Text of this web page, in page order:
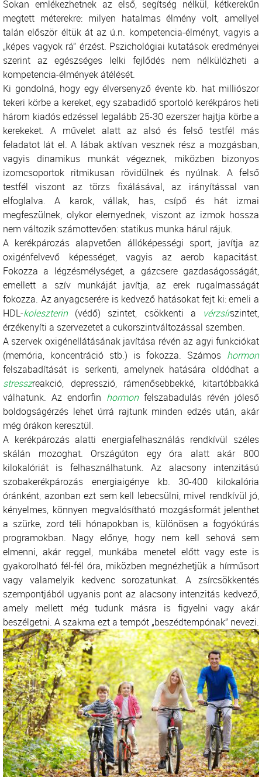
Sokan emlékezhetnek az első, segítség nélkül, kétkerekűn
megtett méterekre: milyen hatalmas élmény volt, amellyel
talán először éltük át az ú.n. kompetencia-élményt, vagyis a
„képes vagyok rá” érzést. Pszichológiai kutatások eredményei
szerint az egészséges lelki fejlődés nem nélkülözheti a
kompetencia-élmények átélését.
Ki gondolná, hogy egy élversenyző évente kb. hat milliószor
tekeri körbe a kereket, egy szabadidő sportoló kerékpáros heti
három kiadós edzéssel legalább 25-30 ezerszer hajtja körbe a
kerekeket. A művelet alatt az alsó és felső testfél más
feladatot lát el. A lábak aktívan vesznek rész a mozgásban,
vagyis dinamikus munkát végeznek, miközben bizonyos
izomcsoportok ritmikusan rövidülnek és nyúlnak. A felső
testfél viszont az törzs fixálásával, az irányítással van
elfoglalva. A karok, vállak, has, csípő és hát izmai
megfeszülnek, olykor elernyednek, viszont az izmok hossza
nem változik számottevően: statikus munka hárul rájuk.
A kerékpározás alapvetően állóképességi sport, javítja az
oxigénfelvevő képességet, vagyis az aerob kapacitást.
Fokozza a légzésmélységet, a gázcsere gazdaságosságát,
emellett a szív munkáját javítja, az erek rugalmasságát
fokozza. Az anyagcserére is kedvező hatásokat fejt ki: emeli a
HDL-koleszterin(védő) szintet, csökkenti a vérzsírszintet,
érzékenyíti a szervezetet a cukorszintváltozással szemben.
A szervek oxigénellátásának javítása révén az agyi funkciókat
(memória, koncentráció stb.) is fokozza. Számos hormon
felszabadítását is serkenti, amelynek hatására oldódhat a
stresszreakció, depresszió, rámenősebbekké, kitartóbbakká
válhatunk. Az endorfin hormonfelszabadulás révén jóleső
boldogságérzés lehet úrrá rajtunk minden edzés után, akár
még órákon keresztül.
A kerékpározás alatti energiafelhasználás rendkívül széles
skálán mozoghat. Országúton egy óra alatt akár 800
kilokalóriát is felhasználhatunk. Az alacsony intenzitású
szobakerékpározás energiaigénye kb. 30-400 kilokalória
óránként, azonban ezt sem kell lebecsülni, mivel rendkívül jó,
kényelmes, könnyen megvalósítható mozgásformát jelenthet
a szürke, zord téli hónapokban is, különösen a fogyókúrás
programokban. Nagy előnye, hogy nem kell sehová sem
elmenni, akár reggel, munkába menetel előtt vagy este is
gyakorolható fél-fél óra, miközben megnézhetjük a hírműsort
vagy valamelyik kedvenc sorozatunkat. A zsírcsökkentés
szempontjából ugyanis pont az alacsony intenzitás kedvező,
amely mellett még tudunk másra is figyelni vagy akár
beszélgetni. A szakma ezt a tempót „beszédtempónak” nevezi.